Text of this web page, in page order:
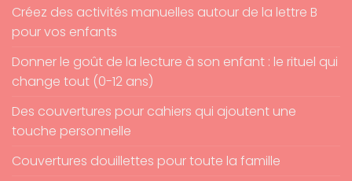
Créez des activités manuelles autour de la lettre B
pour vos enfants
Donner le goût de la lecture à son enfant : le rituel qui
change tout (0-12 ans)
Des couvertures pour cahiers qui ajoutent une
touche personnelle
Couvertures douillettes pour toute la famille